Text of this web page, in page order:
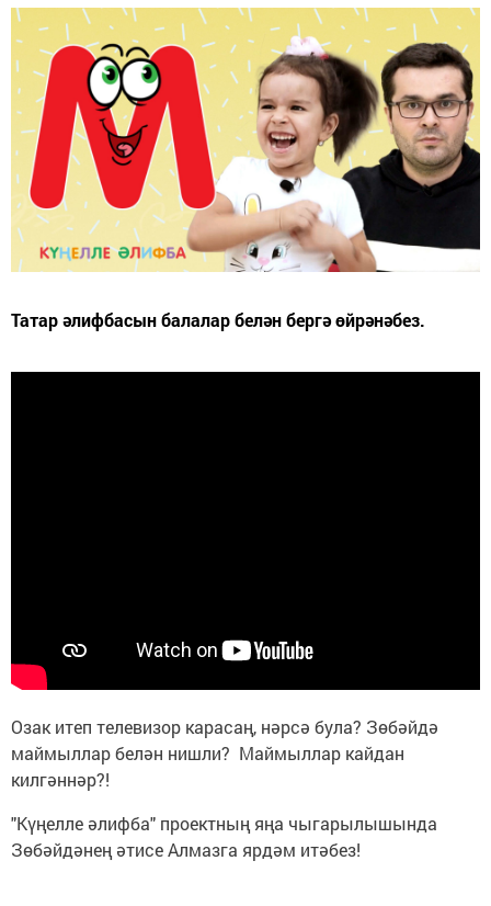
Татар әлифбасын балалар белән бергә өйрәнәбез.
Озак итеп телевизор карасаң, нәрсә була? Зөбәйдә
маймыллар белән нишли? Маймыллар кайдан
килгәннәр?!
"Күңелле әлифба" проектның яңа чыгарылышында
Зөбәйдәнең әтисе Алмазга ярдәм итәбез!